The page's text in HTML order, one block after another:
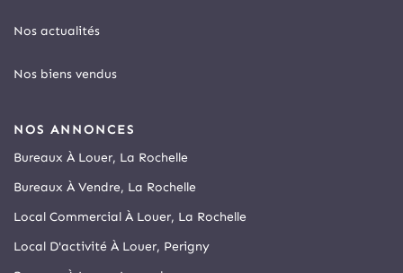
Nos actualités
Nos biens vendus
NOS ANNONCES
Bureaux À Louer, La Rochelle
Bureaux À Vendre, La Rochelle
Local Commercial À Louer, La Rochelle
Local D'activité À Louer, Perigny